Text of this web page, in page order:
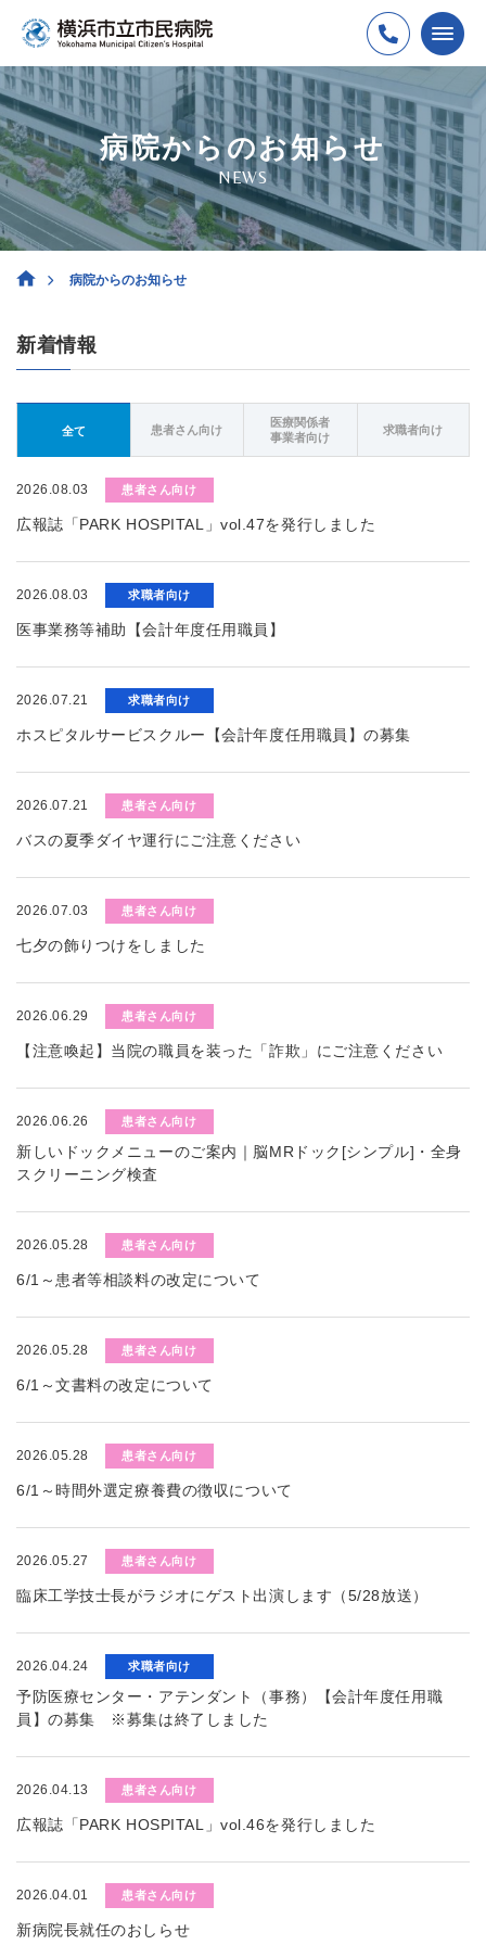
病院からのお知らせ
NEWS
病院からのお知らせ
新着情報
全て 患者さん向け
医療関係者
事業者向け
求職者向け
2026.08.03 患者さん向け
広報誌「PARK HOSPITAL」vol.47を発行しました
2026.08.03 求職者向け
医事業務等補助【会計年度任用職員】
2026.07.21 求職者向け
ホスピタルサービスクルー【会計年度任用職員】の募集
2026.07.21 患者さん向け
バスの夏季ダイヤ運行にご注意ください
2026.07.03 患者さん向け
七夕の飾りつけをしました
2026.06.29 患者さん向け
【注意喚起】当院の職員を装った「詐欺」にご注意ください
2026.06.26 患者さん向け
新しいドックメニューのご案内｜脳MRドック[シンプル]・全身
スクリーニング検査
2026.05.28 患者さん向け
6/1～患者等相談料の改定について
2026.05.28 患者さん向け
6/1～文書料の改定について
2026.05.28 患者さん向け
6/1～時間外選定療養費の徴収について
2026.05.27 患者さん向け
臨床工学技士長がラジオにゲスト出演します（5/28放送）
2026.04.24 求職者向け
予防医療センター・アテンダント（事務）【会計年度任用職
員】の募集 ※募集は終了しました
2026.04.13 患者さん向け
広報誌「PARK HOSPITAL」vol.46を発行しました
2026.04.01 患者さん向け
新病院長就任のおしらせ